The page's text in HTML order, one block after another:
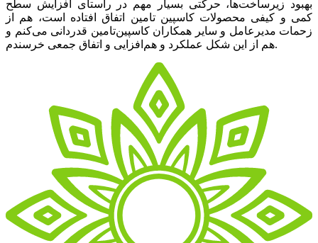
بهبود زیرساخت‌ها، حرکتی بسیار مهم در راستای افزایش سطح
کمی و کیفی محصولات کاسپین تامین اتفاق افتاده است، هم از
زحمات مدیرعامل و سایر همکاران کاسپین‌تامین قدردانی می‌کنم و
هم از این شکل عملکرد و هم‌افزایی و اتفاق جمعی خرسندم.